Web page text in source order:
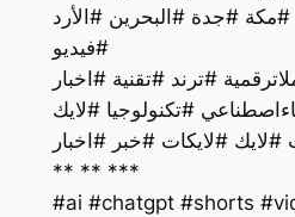
#جدة #البحرين #الأرد
#فيديو
#ترند #تقنية #اخبار
** ** ***
#ai #chatgpt #shorts